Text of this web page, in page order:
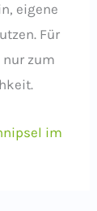
eigene
Für
nur zum
im